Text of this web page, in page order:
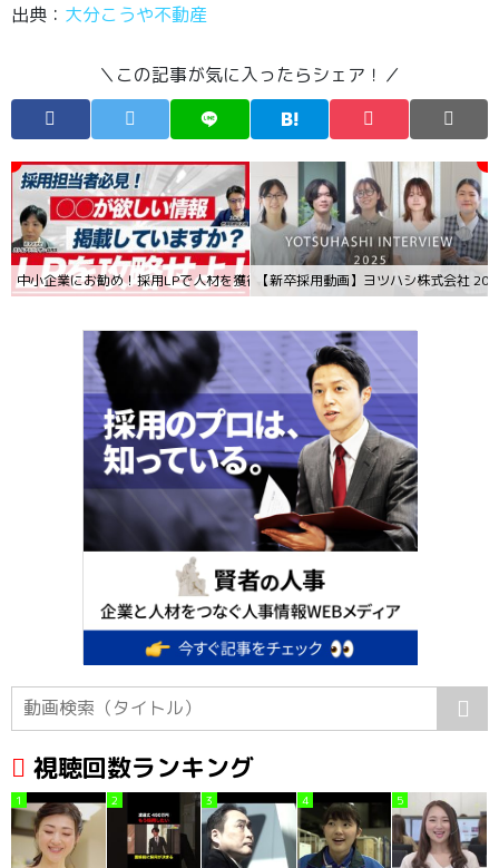
出典： 大分こうや不動産
＼この記事が気に入ったらシェア！／
【新卒採用動画】ヨツハシ株式会社
中小企業にお勧め！採用LPで人材を獲得する秘訣【採用マーケティング】
視聴回数ランキング
1 2 3 4 5